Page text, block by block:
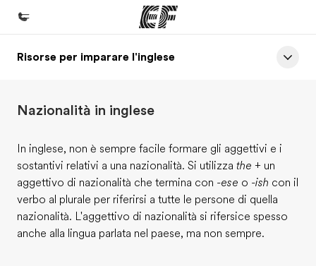
Homepage
Programmi
Uffici
Trova l'ufficio più vicino
Chi siamo
Risorse per imparare l'inglese
Nazionalità in inglese
In inglese, non è sempre facile formare gli aggettivi e i
sostantivi relativi a una nazionalità. Si utilizza the + un
aggettivo di nazionalità che termina con -ese o -ish con il
verbo al plurale per riferirsi a tutte le persone di quella
nazionalità. L'aggettivo di nazionalità si rifersice spesso
anche alla lingua parlata nel paese, ma non sempre.